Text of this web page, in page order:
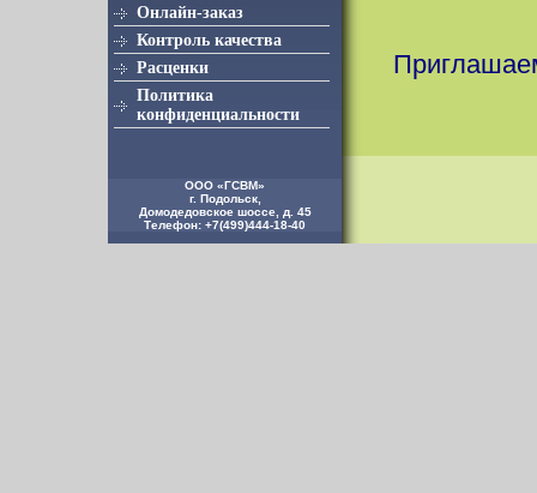
Онлайн-заказ
Контроль качества
Расценки
Политика
конфиденциальности
ООО «ГСВМ»
г. Подольск,
Домодедовское шоссе, д. 45
Телефон: +7(499)444-18-40